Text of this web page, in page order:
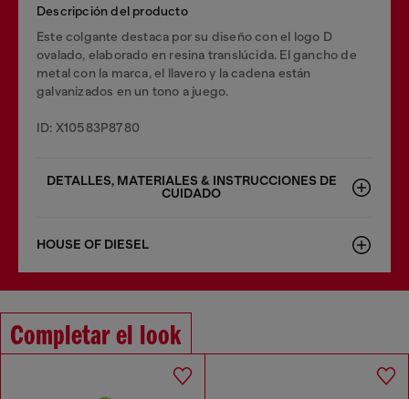
Descripción del producto
Este colgante destaca por su diseño con el logo D
ovalado, elaborado en resina translúcida. El gancho de
metal con la marca, el llavero y la cadena están
galvanizados en un tono a juego.
ID: X10583P8780
DETALLES, MATERIALES & INSTRUCCIONES DE
CUIDADO
HOUSE OF DIESEL
Completar el look